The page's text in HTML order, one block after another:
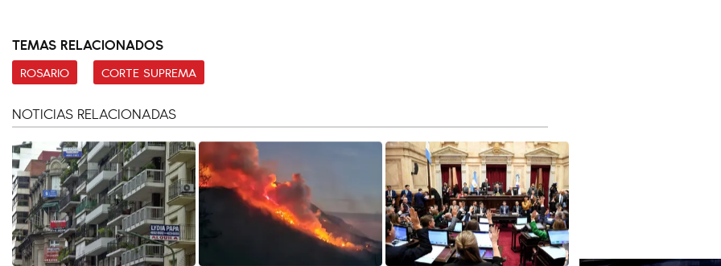
TEMAS RELACIONADOS
ROSARIO CORTE SUPREMA
NOTICIAS RELACIONADAS